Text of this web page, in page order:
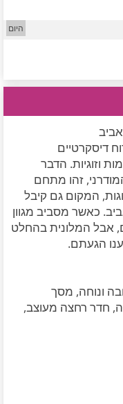
דיסקרטיים
וזוגיות. הדבר
זהו מתחם
המקום גם קיבל
כאשר מסביב מגוון
אבל המלונית בהחלט
הגעתם.
ונוחה, מסך
חדר רחצה מעוצב,